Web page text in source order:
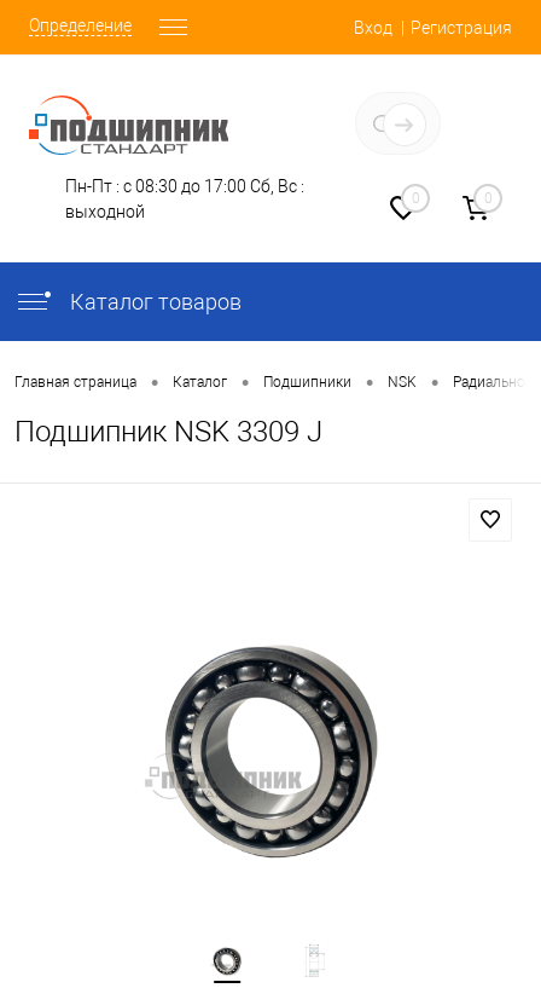
Определение Вход Регистрация
Пн-Пт : с 08:30 до 17:00 Сб, Вс :
выходной
0 0
Каталог товаров
Главная страница • Каталог • Подшипники • NSK • Радиально-
Подшипник NSK 3309 J